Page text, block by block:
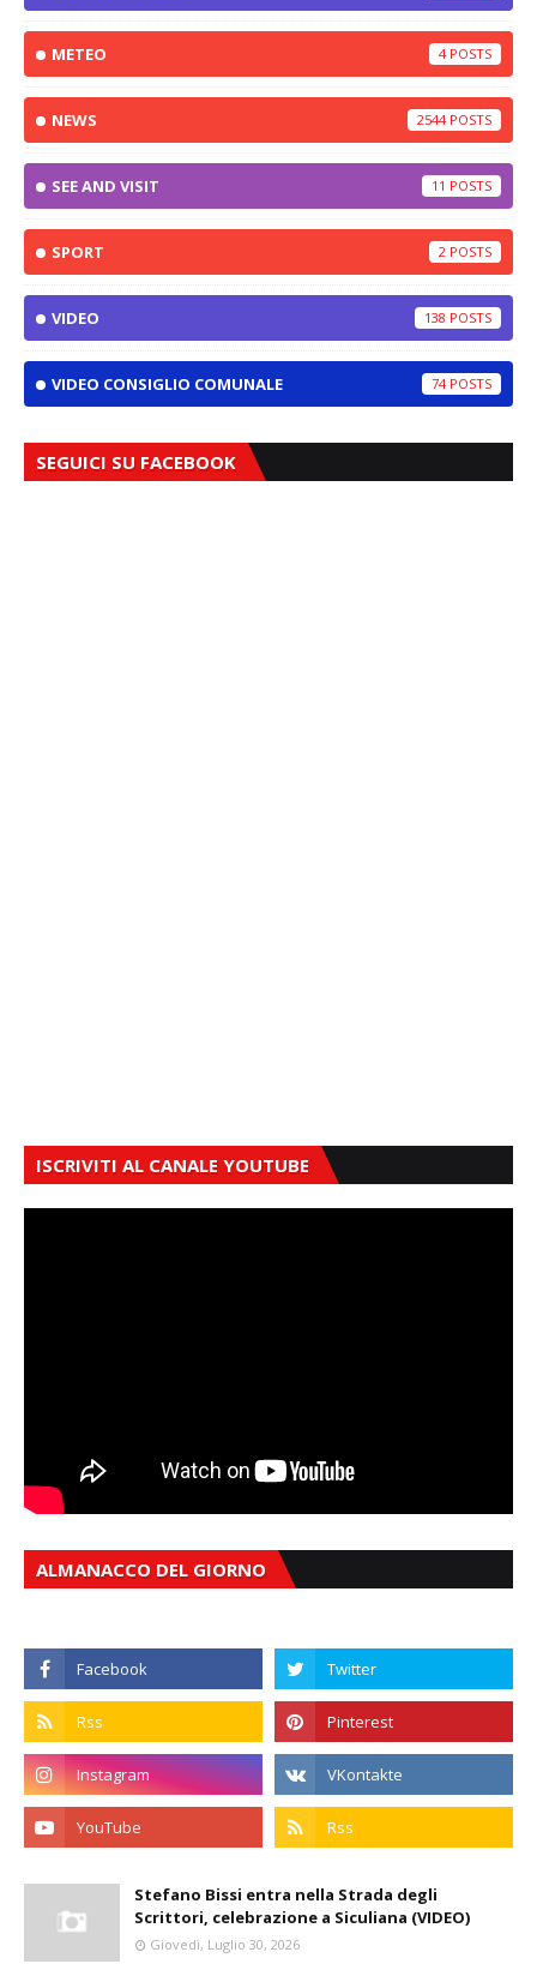
METEO 4
NEWS 2544
SEE AND VISIT 11
SPORT 2
VIDEO 138
VIDEO CONSIGLIO COMUNALE 74
SEGUICI SU FACEBOOK
ISCRIVITI AL CANALE YOUTUBE
ALMANACCO DEL GIORNO
Stefano Bissi entra nella Strada degli
Scrittori, celebrazione a Siculiana (VIDEO)
Giovedì, Luglio 30, 2026